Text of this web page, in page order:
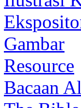
Gambar
Resource
Bacaan